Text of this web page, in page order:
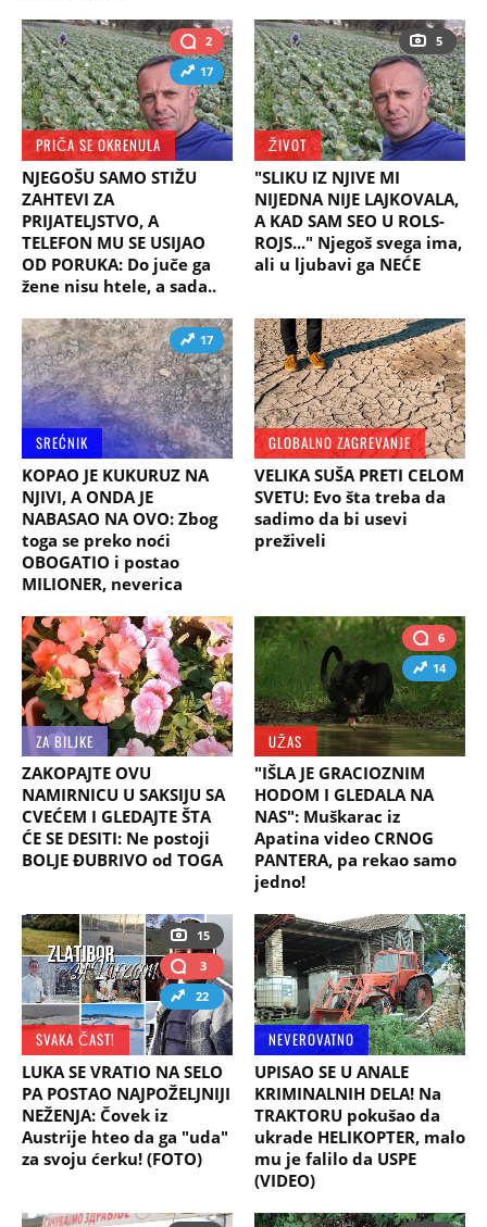
2
17
PRIČA SE OKRENULA
NJEGOŠU SAMO STIŽU
ZAHTEVI ZA
PRIJATELJSTVO, A
TELEFON MU SE USIJAO
OD PORUKA: Do juče ga
žene nisu htele, a sada..
5
ŽIVOT
"SLIKU IZ NJIVE MI
NIJEDNA NIJE LAJKOVALA,
A KAD SAM SEO U ROLS-
ROJS..." Njegoš svega ima,
ali u ljubavi ga NEĆE
17
SREĆNIK
KOPAO JE KUKURUZ NA
NJIVI, A ONDA JE
NABASAO NA OVO: Zbog
toga se preko noći
OBOGATIO i postao
MILIONER, neverica
GLOBALNO ZAGREVANJE
VELIKA SUŠA PRETI CELOM
SVETU: Evo šta treba da
sadimo da bi usevi
preživeli
ZA BILJKE
ZAKOPAJTE OVU
NAMIRNICU U SAKSIJU SA
CVEĆEM I GLEDAJTE ŠTA
ĆE SE DESITI: Ne postoji
BOLJE ĐUBRIVO od TOGA
6
14
UŽAS
"IŠLA JE GRACIOZNIM
HODOM I GLEDALA NA
NAS": Muškarac iz
Apatina video CRNOG
PANTERA, pa rekao samo
jedno!
15
3
22
SVAKA ČAST!
LUKA SE VRATIO NA SELO
PA POSTAO NAJPOŽELJNIJI
NEŽENJA: Čovek iz
Austrije hteo da ga "uda"
za svoju ćerku! (FOTO)
NEVEROVATNO
UPISAO SE U ANALE
KRIMINALNIH DELA! Na
TRAKTORU pokušao da
ukrade HELIKOPTER, malo
mu je falilo da USPE
(VIDEO)